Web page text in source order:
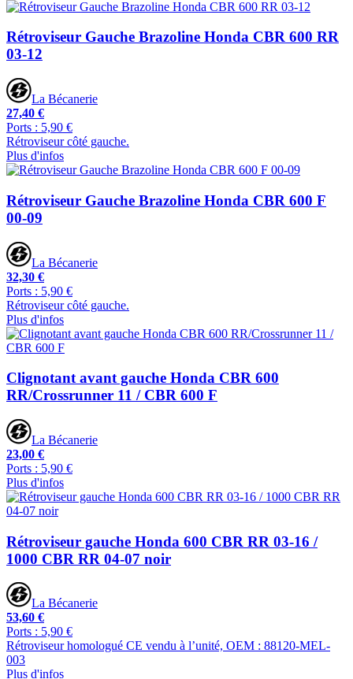
Rétroviseur Gauche Brazoline Honda CBR 600 RR
03-12
La Bécanerie
27,40 €
Ports : 5,90 €
Rétroviseur côté gauche.
Plus d'infos
Rétroviseur Gauche Brazoline Honda CBR 600 F
00-09
La Bécanerie
32,30 €
Ports : 5,90 €
Rétroviseur côté gauche.
Plus d'infos
Clignotant avant gauche Honda CBR 600
RR/Crossrunner 11 / CBR 600 F
La Bécanerie
23,00 €
Ports : 5,90 €
Plus d'infos
Rétroviseur gauche Honda 600 CBR RR 03-16 /
1000 CBR RR 04-07 noir
La Bécanerie
53,60 €
Ports : 5,90 €
Rétroviseur homologué CE vendu à l’unité, OEM : 88120-MEL-
003
Plus d'infos